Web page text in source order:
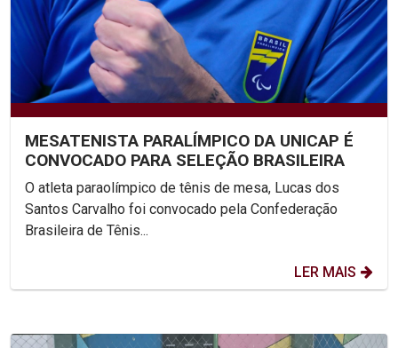
MESATENISTA PARALÍMPICO DA UNICAP É
CONVOCADO PARA SELEÇÃO BRASILEIRA
O atleta paraolímpico de tênis de mesa, Lucas dos
Santos Carvalho foi convocado pela Confederação
Brasileira de Tênis...
LER MAIS